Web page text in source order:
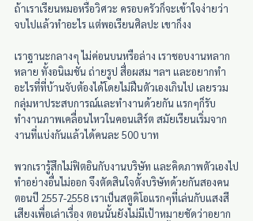
ถ้าเราเรียนหมอหรือวิศวะ ครอบครัวก็จะเข้าใจง่ายว่า
จบไปแล้วทำอะไร แต่พอเรียนศิลปะ เขาก็งง
เราฐานะกลางๆ ไม่ค่อนบนหรือล่าง เราชอบงานหลาก
หลาย ทั้งอนิเมชั่น ถ่ายรูป สื่อผสม ฯลฯ และอยากทำ
อะไรที่ที่บ้านจับต้องได้โดยไม่ฝืนตัวเองเกินไป เลยรวม
กลุ่มหาประสบการณ์และทำงานด้วยกัน แรกๆก็รับ
ทำงานภาพเคลื่อนไหวในคอนเสิร์ต สมัยเรียนเริ่มจาก
งานที่แบ่งกันแล้วได้คนละ 500 บาท
พวกเรารู้สึกไม่ฟิตอินกับงานบริษัท และคิดภาพตัวเองไป
ทำอย่างอื่นไม่ออก จึงตัดสินใจตั้งบริษัทด้วยกันสองคน
ตอนปี 2557-2558 เราเป็นสตูดิโอแรกๆที่เล่นกับแสงสี
เสียงเพื่อเล่าเรื่อง ตอนนั้นยังไม่มีเป้าหมายชัดว่าอยาก